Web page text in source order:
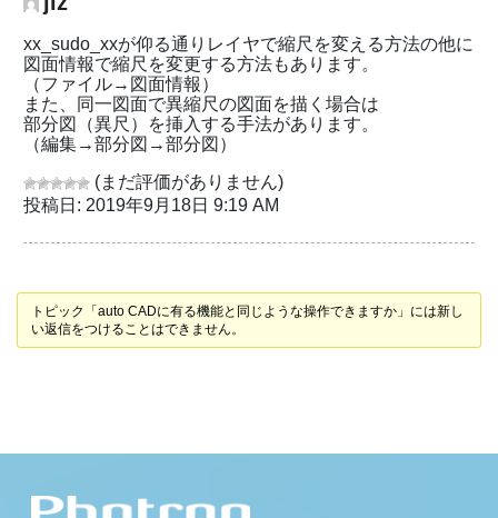
xx_sudo_xxが仰る通りレイヤで縮尺を変える方法の他に
図面情報で縮尺を変更する方法もあります。
（ファイル→図面情報）
また、同一図面で異縮尺の図面を描く場合は
部分図（異尺）を挿入する手法があります。
（編集→部分図→部分図）
(まだ評価がありません)
投稿日: 2019年9月18日 9:19 AM
トピック「auto CADに有る機能と同じような操作できますか」には新し
い返信をつけることはできません。